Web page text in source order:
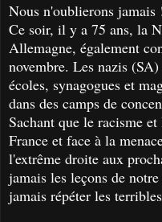
Nous n'oublierons jamais
Ce soir, il y a 75 ans, la
Allemagne, également
novembre. Les nazis
écoles, synagogues et
dans des camps de
Sachant que le racisme
France et face à la
l'extrême droite aux
jamais les leçons de
jamais répéter les